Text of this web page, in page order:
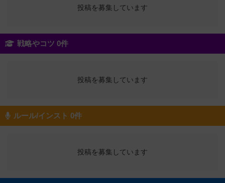
投稿を募集しています
戦略やコツ 0件
投稿を募集しています
ルール/インスト 0件
投稿を募集しています